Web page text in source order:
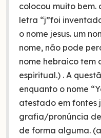
colocou muito bem.
letra “j”foi
o nome jesus. um
nome, não pode
nome hebraico tem
espiritual.) . A
enquanto o nome
atestado em fontes
grafia/pronúncia
de forma alguma.